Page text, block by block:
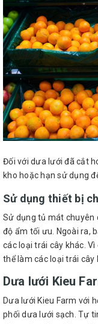
Đối với dưa lưới đã cắt
kho hoặc hạn sử dụng
Sử dụng thiết bị
Sử dụng tủ mát chuyên
độ ẩm tối ưu. Ngoài ra,
các loại trái cây khác.
thể làm các loại trái cây
Dưa lưới Kieu
Dưa lưới Kieu Farm với
phối dưa lưới sạch. Tự